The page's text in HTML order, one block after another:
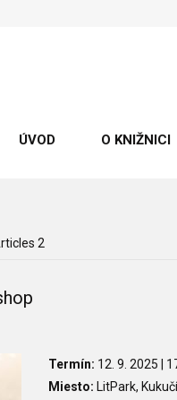
ÚVOD O KNIŽNICI
2
Termín: 12. 9. 2025 |
Miesto: LitPark,